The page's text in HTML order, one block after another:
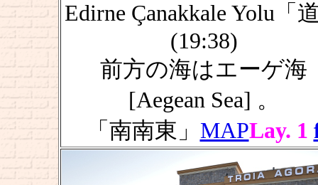
Edirne Çanakkale Yolu「
(19:38)
前方の海はエーゲ海
[Aegean Sea] 。
「南南東」 MAPLay. 1